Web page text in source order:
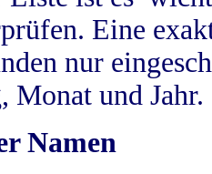
Eine
nur
Monat und Jahr.
Namen